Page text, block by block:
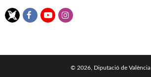
© 2026, Diputació de València